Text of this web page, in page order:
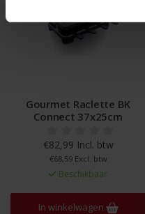
Gourmet Raclette BK
Connect 37x25cm
€82,99 Incl. btw
€68,59 Excl. btw
Beschikbaar
In winkelwagen